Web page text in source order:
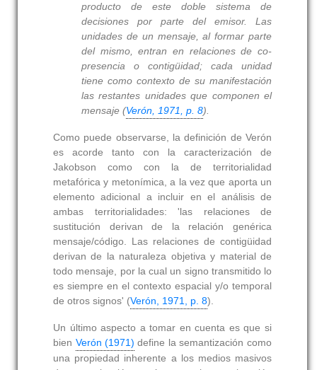
producto de este doble sistema de
decisiones por parte del emisor. Las
unidades de un mensaje, al formar parte
del mismo, entran en relaciones de co-
presencia o contigüidad; cada unidad
tiene como contexto de su manifestación
las restantes unidades que componen el
mensaje (Verón, 1971, p. 8).
Como puede observarse, la definición de Verón
es acorde tanto con la caracterización de
Jakobson como con la de territorialidad
metafórica y metonímica, a la vez que aporta un
elemento adicional a incluir en el análisis de
ambas territorialidades: 'las relaciones de
sustitución derivan de la relación genérica
mensaje/código. Las relaciones de contigüidad
derivan de la naturaleza objetiva y material de
todo mensaje, por la cual un signo transmitido lo
es siempre en el contexto espacial y/o temporal
de otros signos' (Verón, 1971, p. 8).
Un último aspecto a tomar en cuenta es que si
bien Verón (1971) define la semantización como
una propiedad inherente a los medios masivos